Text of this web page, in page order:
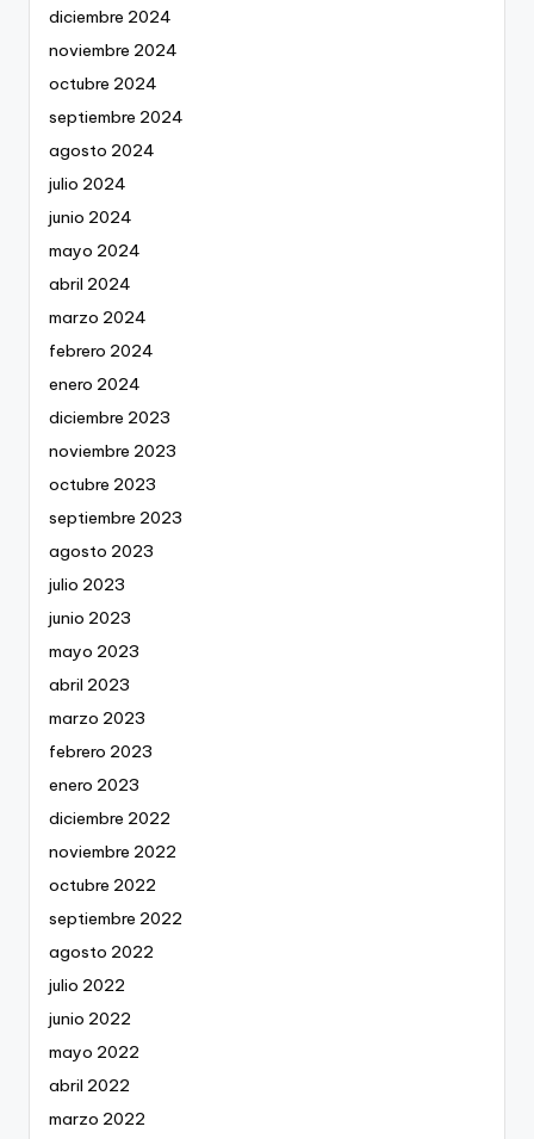
diciembre 2024
noviembre 2024
octubre 2024
septiembre 2024
agosto 2024
julio 2024
junio 2024
mayo 2024
abril 2024
marzo 2024
febrero 2024
enero 2024
diciembre 2023
noviembre 2023
octubre 2023
septiembre 2023
agosto 2023
julio 2023
junio 2023
mayo 2023
abril 2023
marzo 2023
febrero 2023
enero 2023
diciembre 2022
noviembre 2022
octubre 2022
septiembre 2022
agosto 2022
julio 2022
junio 2022
mayo 2022
abril 2022
marzo 2022